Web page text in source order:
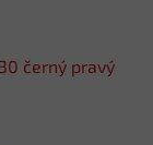
černý pravý